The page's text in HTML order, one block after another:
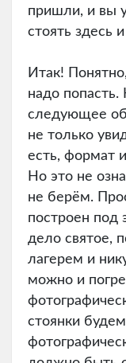
пришли, и вы
стоять здесь
Итак!
надо
следующее
не только
есть, формат
Но это не
не берём.
построен под
дело святое,
лагерем и
можно и
стоянки